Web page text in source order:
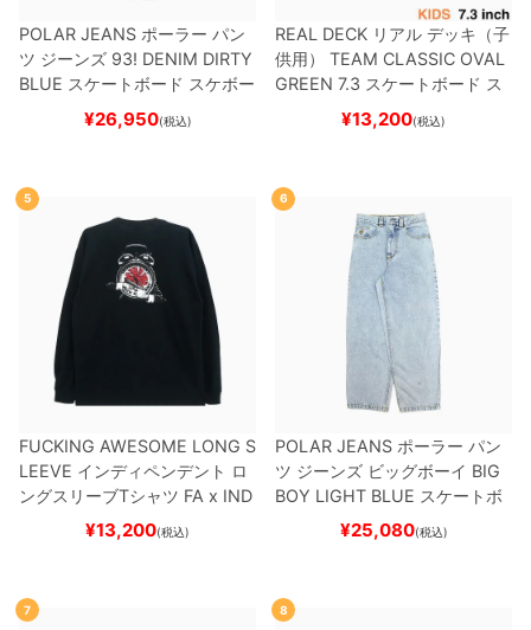
POLAR JEANS ポーラー パン
ツ ジーンズ 93! DENIM DIRTY
BLUE スケートボード スケボー
¥26,950(税込)
REAL DECK リアル デッキ（子
供用）
TEAM CLASSIC OVAL
GREEN 7.3 スケートボード ス
¥13,200(税込)
5
FUCKING AWESOME LONG S
LEEVE インディペンデント ロ
ングスリーブTシャツ FA x IND
EPENDENTHOSTAGE
スケートボード スケボー
¥13,200(税込)
6
POLAR JEANS ポーラー パン
ツ ジーンズ ビッグボーイ BIG
BOY LIGHT BLUE スケートボ
ード スケボー
¥25,080(税込)
7 8